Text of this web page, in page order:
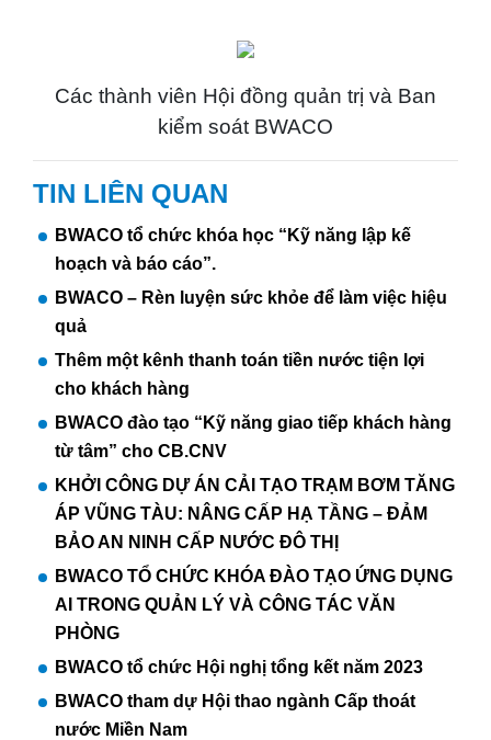
Các thành viên Hội đồng quản trị và Ban
kiểm soát BWACO
TIN LIÊN QUAN
BWACO tổ chức khóa học “Kỹ năng lập kế
hoạch và báo cáo”.
BWACO – Rèn luyện sức khỏe để làm việc hiệu
quả
Thêm một kênh thanh toán tiền nước tiện lợi
cho khách hàng
BWACO đào tạo “Kỹ năng giao tiếp khách hàng
từ tâm” cho CB.CNV
KHỞI CÔNG DỰ ÁN CẢI TẠO TRẠM BƠM TĂNG
ÁP VŨNG TÀU: NÂNG CẤP HẠ TẦNG – ĐẢM
BẢO AN NINH CẤP NƯỚC ĐÔ THỊ
BWACO TỔ CHỨC KHÓA ĐÀO TẠO ỨNG DỤNG
AI TRONG QUẢN LÝ VÀ CÔNG TÁC VĂN
PHÒNG
BWACO tổ chức Hội nghị tổng kết năm 2023
BWACO tham dự Hội thao ngành Cấp thoát
nước Miền Nam